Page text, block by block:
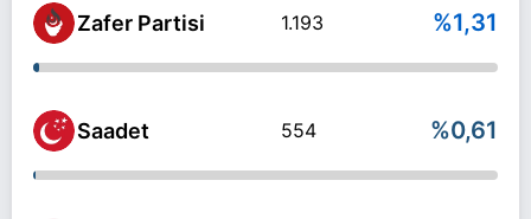
Zafer Partisi 1.193 %1,31
Saadet 554 %0,61